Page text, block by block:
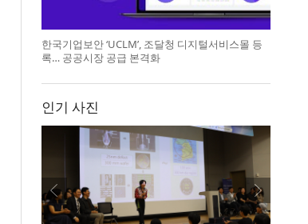
한국기업보안 ‘UCLM’, 조달청 디지털서비스몰 등
록… 공공시장 공급 본격화
인기 사진